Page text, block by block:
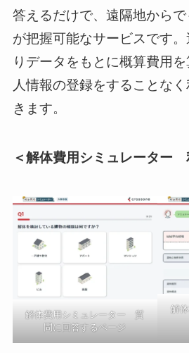
答えるだけで、遠隔地から
が把握可能なサービスです
りデータをもとに概算費用
人情報の登録をすることな
きます。
＜解体費用シミュレーター
解体費用シミュレーター 質
問に回答するページ
解